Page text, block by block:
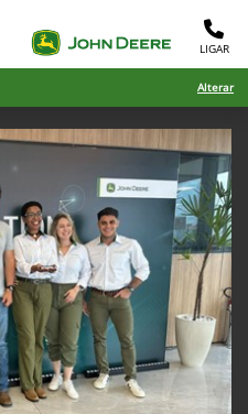
LIGAR
Alterar